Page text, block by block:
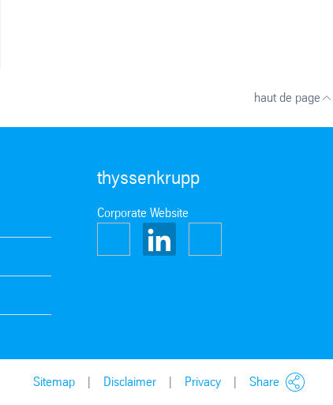
haut de page
thyssenkrupp
Corporate Website
Sitemap Disclaimer Privacy Share